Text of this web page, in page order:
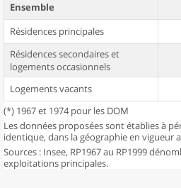
Ensemble
Résidences principales
Résidences secondaires et
logements occasionnels
Logements vacants
(*) 1967 et 1974 pour les DOM
Les données proposées sont établies à
identique, dans la géographie en vigueur
Sources : Insee, RP1967 au RP1999
exploitations principales.